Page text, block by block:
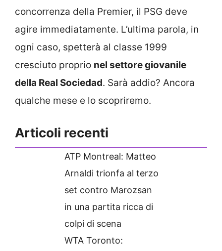
concorrenza della Premier, il PSG deve
agire immediatamente. L’ultima parola, in
ogni caso, spetterà al classe 1999
cresciuto proprio nel settore giovanile
della Real Sociedad. Sarà addio? Ancora
qualche mese e lo scopriremo.
Articoli recenti
ATP Montreal: Matteo
Arnaldi trionfa al terzo
set contro Marozsan
in una partita ricca di
colpi di scena
WTA Toronto: